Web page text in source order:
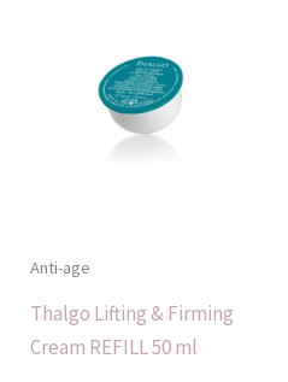
Anti-age
Thalgo Lifting & Firming
Cream REFILL 50 ml